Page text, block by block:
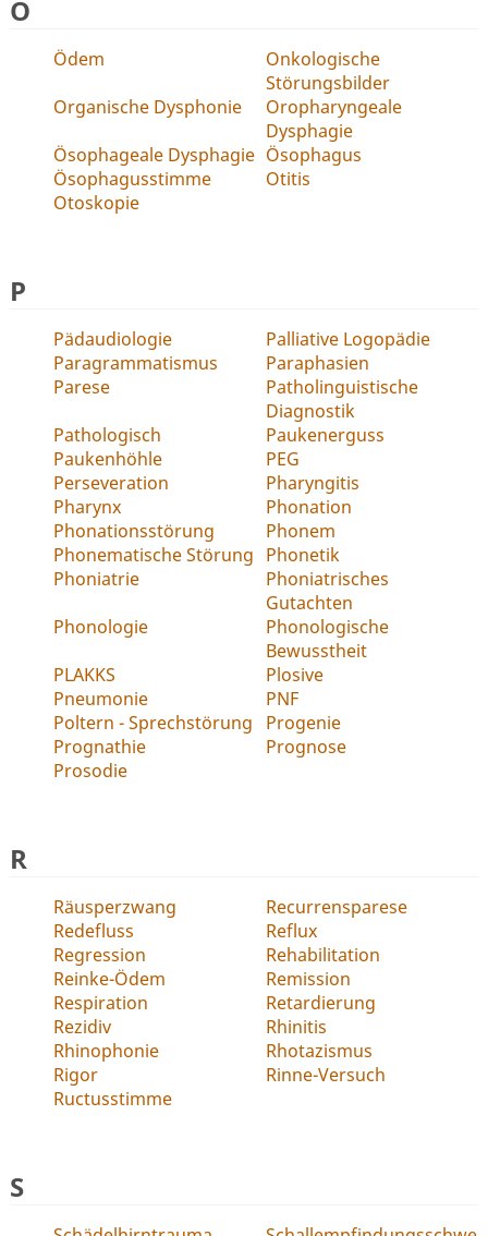
O
Ödem
Onkologische
Störungsbilder
Organische Dysphonie
Oropharyngeale
Dysphagie
Ösophageale Dysphagie Ösophagus
Ösophagusstimme
Otitis
Otoskopie
P
Pädaudiologie
Palliative Logopädie
Paragrammatismus
Paraphasien
Parese
Patholinguistische
Diagnostik
Pathologisch
Paukenerguss
Paukenhöhle
PEG
Perseveration
Pharyngitis
Pharynx
Phonation
Phonationsstörung
Phonem
Phonematische Störung Phonetik
Phoniatrie
Phoniatrisches
Gutachten
Phonologie
Phonologische
Bewusstheit
PLAKKS
Plosive
Pneumonie
PNF
Poltern - Sprechstörung
Progenie
Prognathie
Prognose
Prosodie
R
Räusperzwang
Recurrensparese
Redefluss
Reflux
Regression
Rehabilitation
Reinke-Ödem
Remission
Respiration
Retardierung
Rezidiv
Rhinitis
Rhinophonie
Rhotazismus
Rigor
Rinne-Versuch
Ructusstimme
S